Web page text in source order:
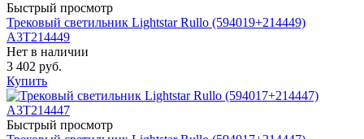
Быстрый просмотр
Трековый светильник Lightstar Rullo (594019+214449)
A3T214449
Нет в наличии
3 402 руб.
Купить
Быстрый просмотр